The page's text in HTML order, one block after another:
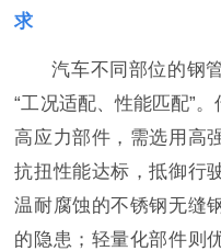
求
汽车不同部位的钢
“工况适配、性能匹配”
高应力部件，需选用高
抗扭性能达标，抵御行
温耐腐蚀的不锈钢无缝
的隐患；轻量化部件则